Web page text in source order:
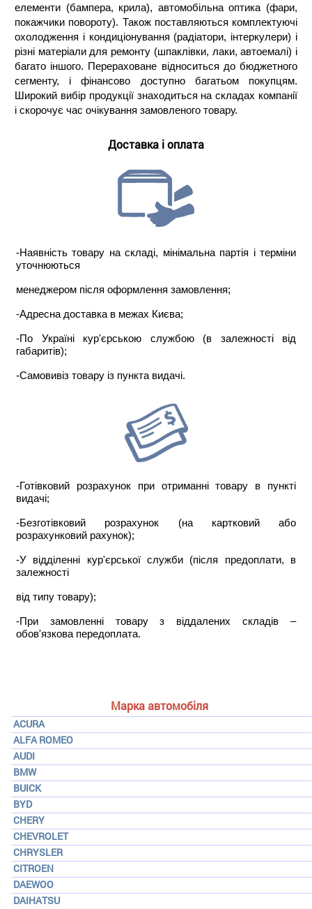
Марка автомобіля
ACURA
ALFA ROMEO
AUDI
BMW
BUICK
BYD
CHERY
CHEVROLET
CHRYSLER
CITROEN
DAEWOO
DAIHATSU
елементи (бампера, крила), автомобільна оптика (фари,
покажчики повороту). Також поставляються комплектуючі
охолодження і кондиціонування (радіатори, інтеркулери) і
різні матеріали для ремонту (шпаклівки, лаки, автоемалі) і
багато іншого. Перераховане відноситься до бюджетного
сегменту, і фінансово доступно багатьом покупцям.
Широкий вибір продукції знаходиться на складах компанії
і скорочує час очікування замовленого товару.
Доставка і оплата
-Наявність товару на складі, мінімальна партія і терміни
уточнюються
менеджером після оформлення замовлення;
-Адресна доставка в межах Києва;
-По Україні кур'єрською службою (в залежності від
габаритів);
-Самовивіз товару із пункта видачі.
-Готівковий розрахунок при отриманні товару в пункті
видачі;
-Безготівковий розрахунок (на картковий або
розрахунковий рахунок);
-У відділенні кур'єрської служби (після предоплати, в
залежності
від типу товару);
-При замовленні товару з віддалених складів –
обов'язкова передоплата.